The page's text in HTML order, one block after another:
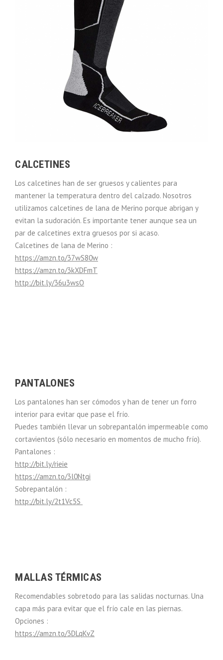
CALCETINES
Los calcetines han de ser gruesos y calientes para
mantener la temperatura dentro del calzado. Nosotros
utilizamos calcetines de lana de Merino porque abrigan y
evitan la sudoración. Es importante tener aunque sea un
par de calcetines extra gruesos por si acaso.
Calcetines de lana de Merino :
https://amzn.to/37wS80w
https://amzn.to/3kXDFmT
http://bit.ly/36u3wsO
PANTALONES
Los pantalones han ser cómodos y han de tener un forro
interior para evitar que pase el frío.
Puedes también llevar un sobrepantalón impermeable como
cortavientos (sólo necesario en momentos de mucho frío).
Pantalones :
http://bit.ly/rieie
https://amzn.to/3l0Ntgi
Sobrepantalón :
http://bit.ly/2t1Vc5S
MALLAS TÉRMICAS
Recomendables sobretodo para las salidas nocturnas. Una
capa más para evitar que el frío cale en las piernas.
Opciones :
https://amzn.to/3DLqKvZ